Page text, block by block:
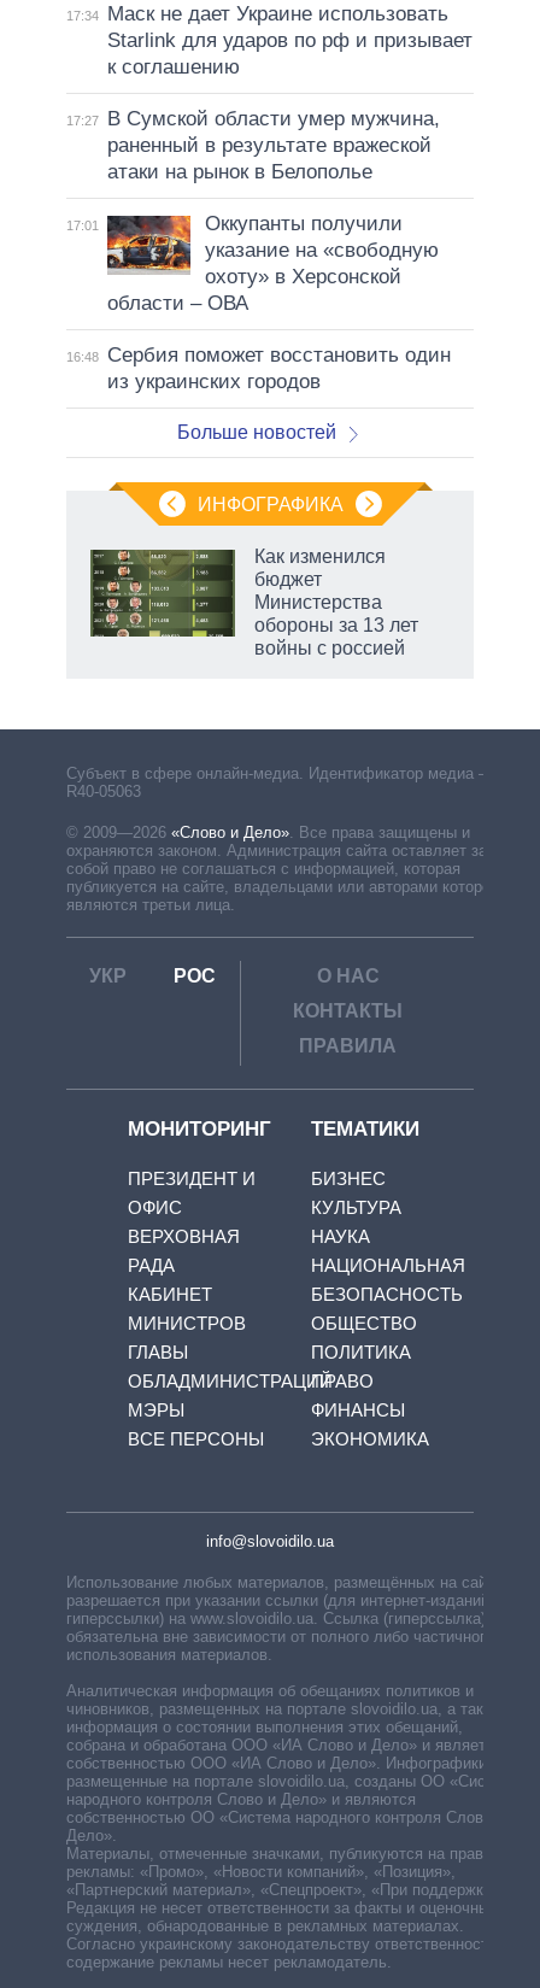
17:34
Маск не дает Украине использовать
Starlink для ударов по рф и призывает
к соглашению
17:27
В Сумской области умер мужчина,
раненный в результате вражеской
атаки на рынок в Белополье
17:01
Оккупанты получили
указание на «свободную
охоту» в Херсонской
области – ОВА
16:48
Сербия поможет восстановить один
из украинских городов
Больше новостей
ИНФОГРАФИКА
Как изменился
бюджет
Министерства
обороны за 13 лет
войны с россией
Субъект в сфере онлайн-медиа. Идентификатор медиа –
R40-05063
© 2009—2026 «Слово и Дело» Все права защищены и
охраняются законом. Администрация сайта оставляет за
собой право не соглашаться с информацией, которая
публикуется на сайте, владельцами или авторами которой
являются третьи лица.
УКР РОС
О НАС
КОНТАКТЫ
ПРАВИЛА
МОНИТОРИНГ
ПРЕЗИДЕНТ И
ОФИС
ВЕРХОВНАЯ
РАДА
КАБИНЕТ
МИНИСТРОВ
ГЛАВЫ
ОБЛАДМИНИСТРАЦИЙ
МЭРЫ
ВСЕ ПЕРСОНЫ
ТЕМАТИКИ
БИЗНЕС
КУЛЬТУРА
НАУКА
НАЦИОНАЛЬНАЯ
БЕЗОПАСНОСТЬ
ОБЩЕСТВО
ПОЛИТИКА
ПРАВО
ФИНАНСЫ
ЭКОНОМИКА
info@slovoidilo.ua
Использование любых материалов, размещённых на сайте,
разрешается при указании ссылки (для интернет-изданий —
гиперссылки) на www.slovoidilo.ua. Ссылка (гиперссылка)
обязательна вне зависимости от полного либо частичного
использования материалов.
Аналитическая информация об обещаниях политиков и
чиновников, размещенных на портале slovoidilo.ua, а также
информация о состоянии выполнения этих обещаний,
собрана и обработана ООО «ИА Слово и Дело» и является
собственностью ООО «ИА Слово и Дело». Инфографики,
размещенные на портале slovoidilo.ua, созданы ОО «Система
народного контроля Слово и Дело» и являются
собственностью ОО «Система народного контроля Слово и
Дело».
Материалы, отмеченные значками, публикуются на правах
рекламы: «Промо», «Новости компаний», «Позиция»,
«Партнерский материал», «Спецпроект», «При поддержке».
Редакция не несет ответственности за факты и оценочные
суждения, обнародованные в рекламных материалах.
Согласно украинскому законодательству ответственность за
содержание рекламы несет рекламодатель.